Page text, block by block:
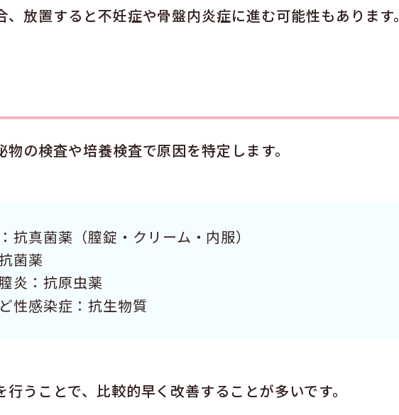
放置すると不妊症や骨盤内炎症に進む可能性もあります。
の検査や培養検査で原因を特定します。
抗真菌薬（膣錠・クリーム・内服）
菌薬
炎：抗原虫薬
性感染症：抗生物質
うことで、比較的早く改善することが多いです。